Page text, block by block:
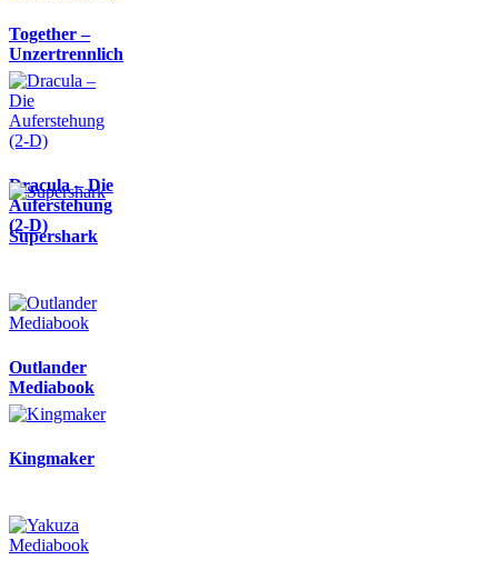
Together –
Unzertrennlich
Dracula – Die
Auferstehung
(2-D)
Supershark
Outlander
Mediabook
Kingmaker